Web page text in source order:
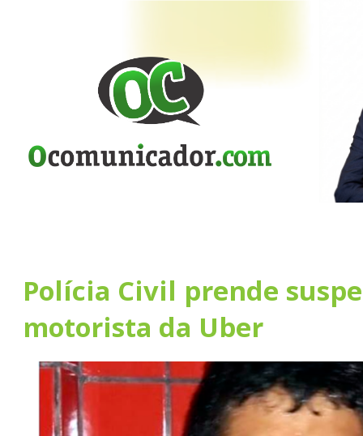
Polícia Civil prende
motorista da Uber